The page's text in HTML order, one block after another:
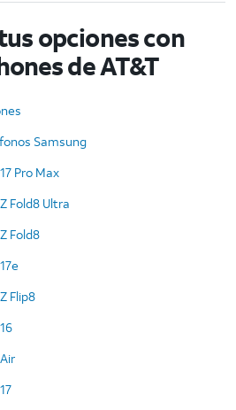
opciones con
de AT&T
Samsung
Pro Max
Fold8 Ultra
Fold8
Flip8